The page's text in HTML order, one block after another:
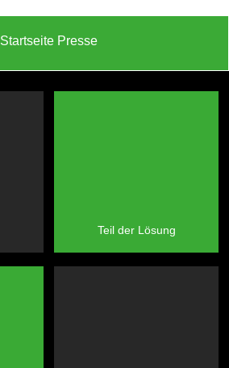
Teil der Lösung
Startseite Presse